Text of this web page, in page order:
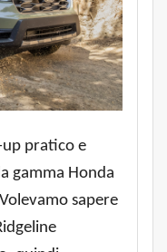
up pratico e
gamma Honda
sapere